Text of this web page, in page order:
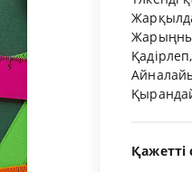
Қадірлеп,
Қажетті